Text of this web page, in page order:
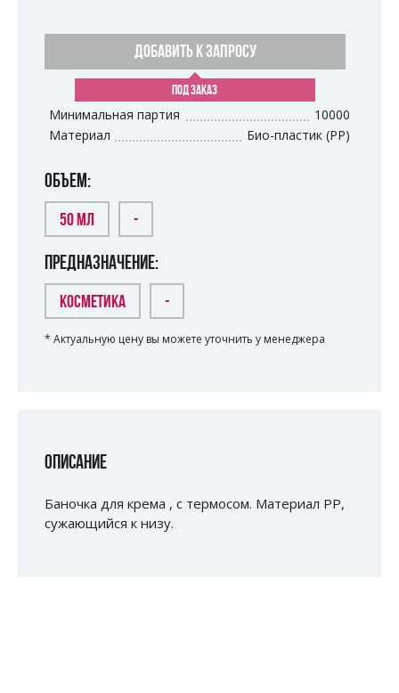
ДОБАВИТЬ К ЗАПРОСУ
ПОД ЗАКАЗ
Минимальная партия
10000
Материал
Био-пластик (PP)
ОБЪЕМ:
50 МЛ -
ПРЕДНАЗНАЧЕНИЕ:
КОСМЕТИКА -
* Актуальную цену вы можете уточнить у менеджера
ОПИСАНИЕ
Баночка для крема , с термосом. Материал PP,
сужающийся к низу.